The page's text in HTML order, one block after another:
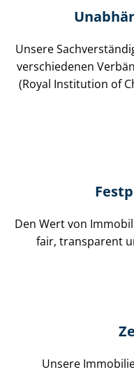
Unsere
verschiedenen
(Royal Institution of
Den Wert von
fair, transparent
Unsere